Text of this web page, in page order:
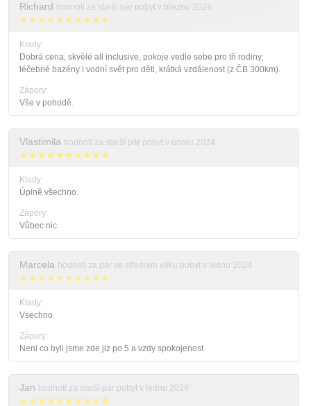
Richard hodnotí za starší pár pobyt v březnu 2024
★★★★★★★★★★
Klady:
Dobrá cena, skvělé all inclusive, pokoje vedle sebe pro tři rodiny,
léčebné bazény i vodní svět pro děti, krátká vzdálenost (z ČB 300km).
Zápory:
Vše v pohodě.
Vlastimila hodnotí za starší pár pobyt v únoru 2024
★★★★★★★★★★
Klady:
Úplně všechno.
Zápory:
Vůbec nic.
Marcela hodnotí za pár ve středním věku pobyt v lednu 2024
★★★★★★★★★★
Klady:
Vsechno
Zápory:
Neni co byli jsme zde jiz po 5 a vzdy spokojenost
Jan hodnotí za starší pár pobyt v lednu 2024
★★★★★★★★★★